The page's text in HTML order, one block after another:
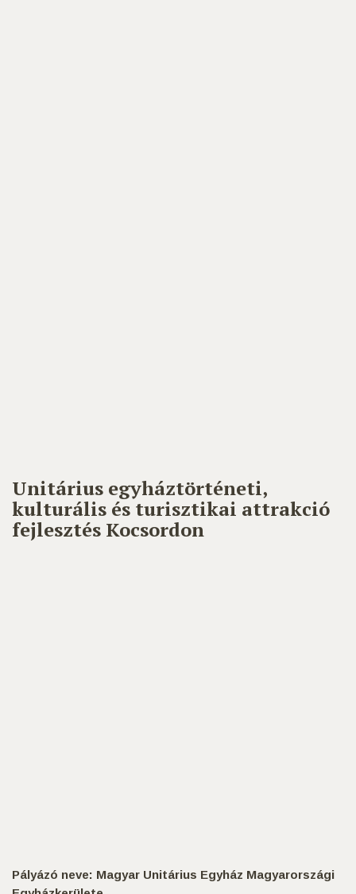
Unitárius egyháztörténeti,
kulturális és turisztikai attrakció
fejlesztés Kocsordon
Pályázó neve: Magyar Unitárius Egyház Magyarországi